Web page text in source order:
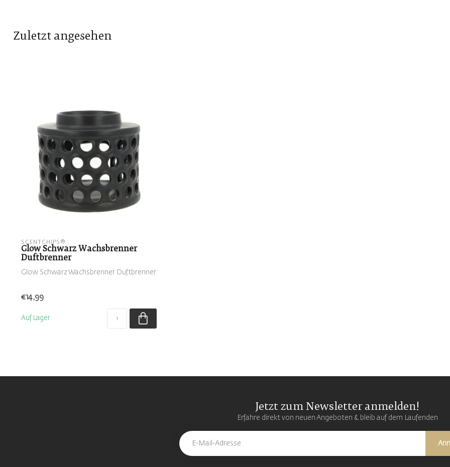
Zuletzt angesehen
SCENTCHIPS®
Glow Schwarz Wachsbrenner
Duftbrenner
Glow Schwarz Wachsbrenner Duftbrenner
€14,99
Auf Lager
Jetzt zum Newsletter anmelden!
Erfahre direkt von neuen Angeboten & bleib auf dem Laufenden